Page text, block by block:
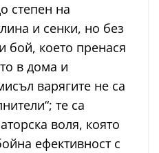
степен на
и сенки, но без
бой, което пренася
в дома и
варягите не са
те са
воля, която
ефективност с